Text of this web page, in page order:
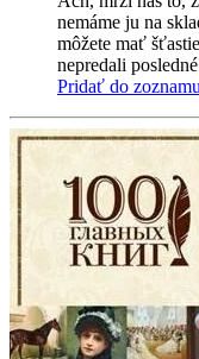
nemáme ju na
môžete mať
nepredali
Pridať do zoznamu